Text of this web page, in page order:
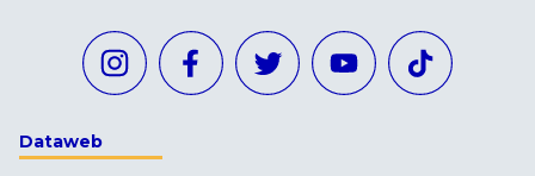
Dataweb